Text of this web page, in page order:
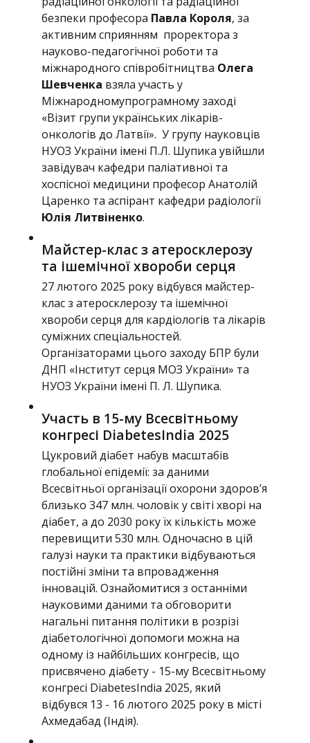
безпеки професора Павла Короля, за
активним сприянням проректора з
науково-педагогічної роботи та
міжнародного співробітництва Олега
Шевченка взяла участь у
Міжнародномупрограмному заході
«Візит групи українських лікарів-
онкологів до Латвії». У групу науковців
НУОЗ України імені П.Л. Шупика увійшли
завідувач кафедри паліативної та
хоспісної медицини професор Анатолій
Царенко та аспірант кафедри радіології
Юлія Литвіненко.
Майстер-клас з атеросклерозу
та ішемічної хвороби серця
27 лютого 2025 року відбувся майстер-
клас з атеросклерозу та ішемічної
хвороби серця для кардіологів та лікарів
суміжних спеціальностей.
Організаторами цього заходу БПР були
ДНП «Інститут серця МОЗ України» та
НУОЗ України імені П. Л. Шупика.
Участь в 15-му Всесвітньому
конгресі DiabetesIndia 2025
Цукровий діабет набув масштабів
глобальної епідемії: за даними
Всесвітньої організації охорони здоров’я
близько 347 млн. чоловік у світі хворі на
діабет, а до 2030 року їх кількість може
перевищити 530 млн. Одночасно в цій
галузі науки та практики відбуваються
постійні зміни та впровадження
інновацій. Ознайомитися з останніми
науковими даними та обговорити
нагальні питання політики в розрізі
діабетологічної допомоги можна на
одному із найбільших конгресів, що
присвячено діабету - 15-му Всесвітньому
конгресі DiabetesIndia 2025, який
відбувся 13 - 16 лютого 2025 року в місті
Ахмедабад (Індія).